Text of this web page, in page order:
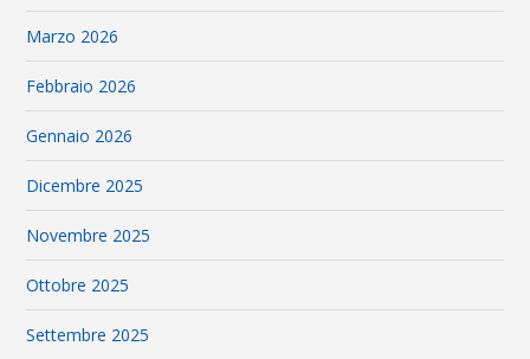
Marzo 2026
Febbraio 2026
Gennaio 2026
Dicembre 2025
Novembre 2025
Ottobre 2025
Settembre 2025